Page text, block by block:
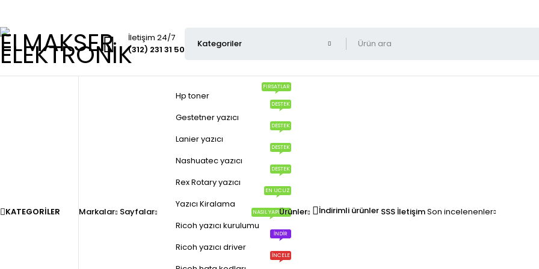
İletişim 24/7
(312) 231 31 50
KATEGORILER Markalar Sayfalar
Hp toner
FIRSATLAR
Gestetner yazıcı
DESTEK
Lanier yazıcı
DESTEK
Nashuatec yazıcı
DESTEK
Rex Rotary yazıcı
DESTEK
Yazıcı Kiralama
EN UCUZ
Ricoh yazıcı kurulumu
NASIL YAPILIR?
Ricoh yazıcı driver
İNDIR
İNCELE
Ürünler İndirimli ürünler SSS İletişimSon incelenenler